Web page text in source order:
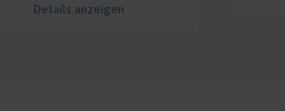
Details anzeigen